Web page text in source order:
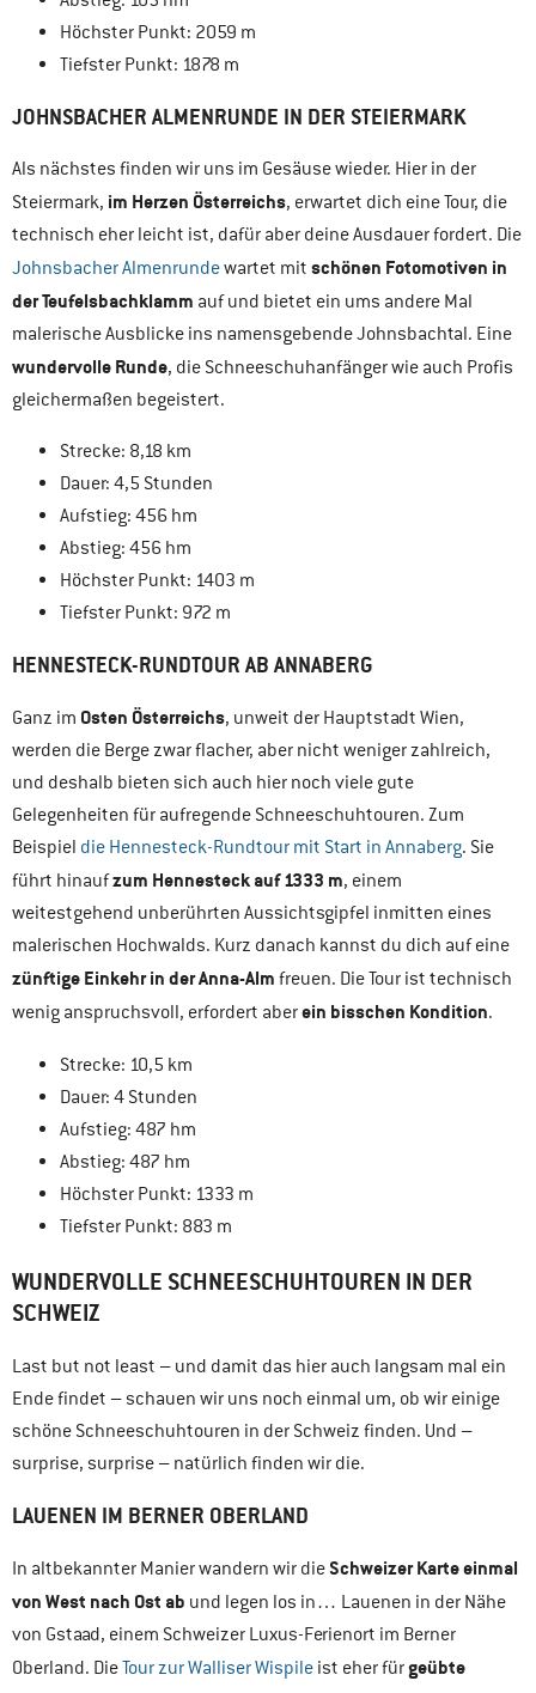
Höchster Punkt: 2059 m
Tiefster Punkt: 1878 m
JOHNSBACHER ALMENRUNDE IN DER STEIERMARK
Als nächstes finden wir uns im Gesäuse wieder. Hier in der
Steiermark, im Herzen Österreichs, erwartet dich eine Tour, die
technisch eher leicht ist, dafür aber deine Ausdauer fordert. Die
Johnsbacher Almenrundewartet mit schönen Fotomotiven in
der Teufelsbachklamm auf und bietet ein ums andere Mal
malerische Ausblicke ins namensgebende Johnsbachtal. Eine
wundervolle Runde, die Schneeschuhanfänger wie auch Profis
gleichermaßen begeistert.
Strecke: 8,18 km
Dauer: 4,5 Stunden
Aufstieg: 456 hm
Abstieg: 456 hm
Höchster Punkt: 1403 m
Tiefster Punkt: 972 m
HENNESTECK-RUNDTOUR AB ANNABERG
Ganz im Osten Österreichs, unweit der Hauptstadt Wien,
werden die Berge zwar flacher, aber nicht weniger zahlreich,
und deshalb bieten sich auch hier noch viele gute
Gelegenheiten für aufregende Schneeschuhtouren. Zum
Beispiel die Hennesteck-Rundtour mit Start in Annaberg. Sie
führt hinaufzum Hennesteck auf 1333 m, einem
weitestgehend unberührten Aussichtsgipfel inmitten eines
malerischen Hochwalds. Kurz danach kannst du dich auf eine
zünftige Einkehr in der Anna-Alm freuen. Die Tour ist technisch
wenig anspruchsvoll, erfordert aberein bisschen Kondition.
Strecke: 10,5 km
Dauer: 4 Stunden
Aufstieg: 487 hm
Abstieg: 487 hm
Höchster Punkt: 1333 m
Tiefster Punkt: 883 m
WUNDERVOLLE SCHNEESCHUHTOUREN IN DER
SCHWEIZ
Last but not least – und damit das hier auch langsam mal ein
Ende findet – schauen wir uns noch einmal um, ob wir einige
schöne Schneeschuhtouren in der Schweiz finden. Und –
surprise, surprise – natürlich finden wir die.
LAUENEN IM BERNER OBERLAND
In altbekannter Manier wandern wir dieSchweizer Karte einmal
von West nach Ost ab und legen los in… Lauenen in der Nähe
von Gstaad, einem Schweizer Luxus-Ferienort im Berner
Oberland. DieTour zur Walliser Wispile ist eher fürgeübte